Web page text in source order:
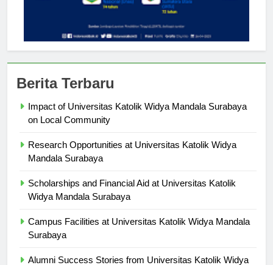
Impact of Universitas Katolik Widya Mandala Surabaya
Research Opportunities at Universitas Katolik Widya
Scholarships and Financial Aid at Universitas Katolik
Campus Facilities at Universitas Katolik Widya Mandala